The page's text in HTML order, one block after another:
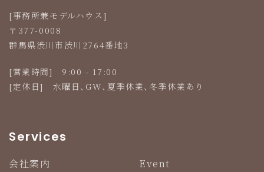
[事務所兼モデルハウス]
〒377-0008
群馬県渋川市渋川2764番地3
[営業時間] 9:00 - 17:00
[定休日] 水曜日、GW、夏季休業、冬季休業あり
Services
会社案内
Event